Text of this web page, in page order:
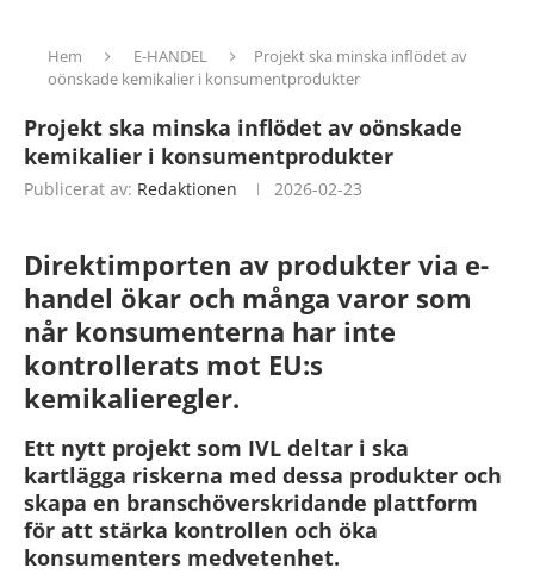
Hem E-HANDEL
Projekt ska minska inflödet av
oönskade kemikalier i konsumentprodukter
Projekt ska minska inflödet av oönskade
kemikalier i konsumentprodukter
Publicerat av: Redaktionen 2026-02-23
Direktimporten av produkter via e-
handel ökar och många varor som
når konsumenterna har inte
kontrollerats mot EU:s
kemikalieregler.
Ett nytt projekt som IVL deltar i ska
kartlägga riskerna med dessa produkter och
skapa en branschöverskridande plattform
för att stärka kontrollen och öka
konsumenters medvetenhet.